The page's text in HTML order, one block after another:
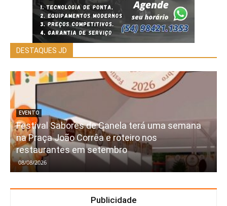
DESTAQUES JD
EVENTO
Festival Sabores de Canela terá uma semana
na Praça João Corrêa e roteiro nos
restaurantes em setembro
08/08/2026
Publicidade